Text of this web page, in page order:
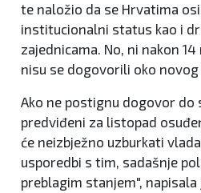
te naložio da se Hrvatima
institucionalni status kao i
zajednicama. No, ni nakon
nisu se dogovorili oko novog
Ako ne postignu dogovor do
predviđeni za listopad
će neizbježno uzburkati
usporedbi s tim, sadašnje
preblagim stanjem", napisala